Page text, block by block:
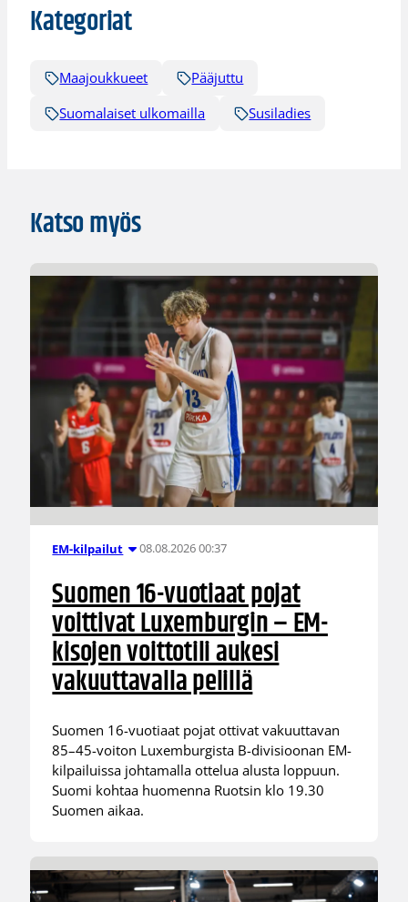
Kategoriat
Maajoukkueet
Pääjuttu
Suomalaiset ulkomailla
Susiladies
Katso myös
EM-kilpailut 08.08.2026 00:37
Suomen 16-vuotiaat pojat
voittivat Luxemburgin – EM-
kisojen voittotili aukesi
vakuuttavalla pelillä
Suomen 16-vuotiaat pojat ottivat vakuuttavan
85–45-voiton Luxemburgista B-divisioonan EM-
kilpailuissa johtamalla ottelua alusta loppuun.
Suomi kohtaa huomenna Ruotsin klo 19.30
Suomen aikaa.